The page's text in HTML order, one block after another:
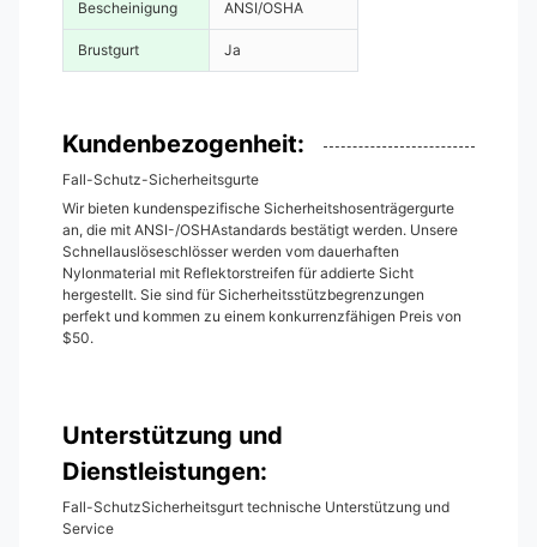
Bescheinigung ANSI/OSHA
Brustgurt Ja
Kundenbezogenheit:
Fall-Schutz-Sicherheitsgurte
Wir bieten kundenspezifische Sicherheitshosenträgergurte
an, die mit ANSI-/OSHAstandards bestätigt werden. Unsere
Schnellauslöseschlösser werden vom dauerhaften
Nylonmaterial mit Reflektorstreifen für addierte Sicht
hergestellt. Sie sind für Sicherheitsstützbegrenzungen
perfekt und kommen zu einem konkurrenzfähigen Preis von
$50.
Unterstützung und
Dienstleistungen:
Fall-SchutzSicherheitsgurt technische Unterstützung und
Service